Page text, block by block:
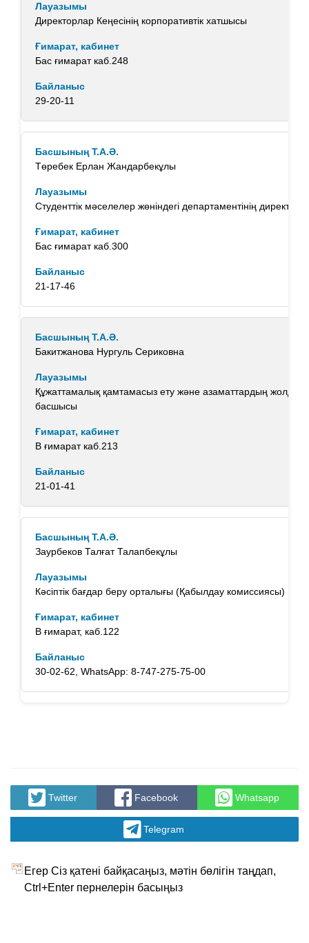
Директорлар Кеңесінің корпоративтік хатшысы
Бас ғимарат каб.248
29-20-11
Төребек Ерлан Жандарбекұлы
Студенттік мәселелер жөніндегі департаментінің директоры
Бас ғимарат каб.300
21-17-46
Бакитжанова Нургуль Сериковна
Құжаттамалық қамтамасыз ету және азаматтардың
басшысы
В ғимарат каб.213
21-01-41
Заурбеков Талғат Талапбекұлы
Кәсіптік бағдар беру орталығы (Қабылдау комиссиясы)
В ғимарат, каб.122
30-02-62, WhatsApp: 8-747-275-75-00
Twitter Facebook Whatsapp
Telegram
Егер Сіз қатені байқасаңыз, мәтін бөлігін таңдап,
Ctrl+Enter пернелерін басыңыз